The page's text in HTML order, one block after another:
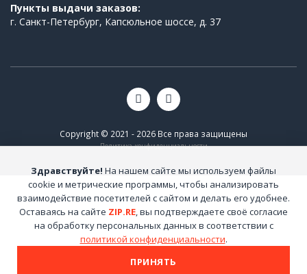
Пункты выдачи заказов:
г. Санкт-Петербург, Капсюльное шоссе, д. 37
Copyright © 2021 - 2026 Все права защищены
Политика конфиденциальности
Здравствуйте! На нашем сайте мы используем файлы
cookie и метрические программы, чтобы анализировать
взаимодействие посетителей с сайтом и делать его удобнее.
Оставаясь на сайте ZIP.RE, вы подтверждаете своё согласие
на обработку персональных данных в соответствии с
политикой конфиденциальности.
ПРИНЯТЬ